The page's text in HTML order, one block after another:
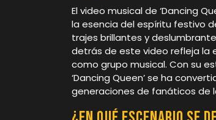
El video musical de ‘Dancing
la esencia del espíritu festivo
trajes brillantes y
detrás de este video refleja la
como grupo musical. Con su
‘Dancing Queen’ se ha
generaciones de fanáticos de